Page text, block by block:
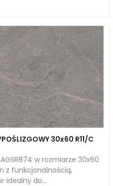
30x60 R11/C
w rozmiarze 30x60
z funkcjonalnością,
idealny do...